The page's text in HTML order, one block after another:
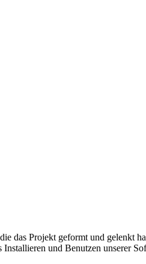
das Projekt geformt und gelenkt
und Benutzen unserer